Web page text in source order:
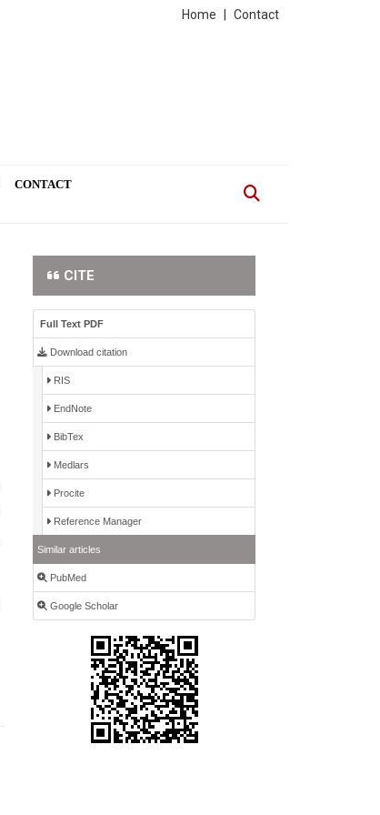
Contact
Home
CONTACT
CITE
Full Text PDF
Download citation
RIS
EndNote
BibTex
Medlars
Procite
Reference Manager
Similar articles
PubMed
Google Scholar